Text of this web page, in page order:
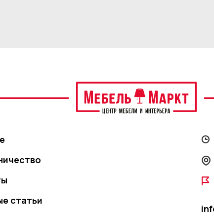
статьи